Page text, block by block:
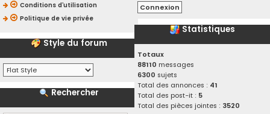
Conditions d’utilisation
Politique de vie privée
Style du forum
Rechercher
Statistiques
Totaux
88110 messages
6300 sujets
Total des annonces : 41
Total des post-it : 5
Total des pièces jointes : 3520